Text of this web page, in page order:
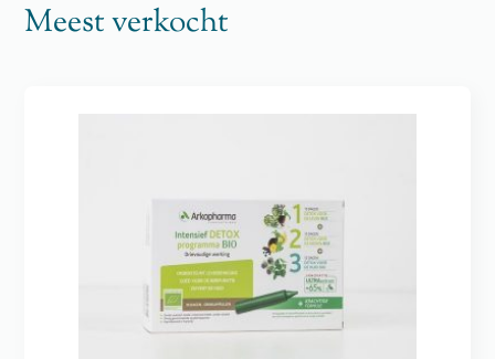
Meest verkocht